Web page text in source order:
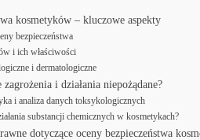
kosmetyków – kluczowe aspekty
bezpieczeństwa
i ich właściwości
i dermatologiczne
zagrożenia i działania niepożądane?
i analiza danych toksykologicznych
substancji chemicznych w kosmetykach?
dotyczące oceny bezpieczeństwa